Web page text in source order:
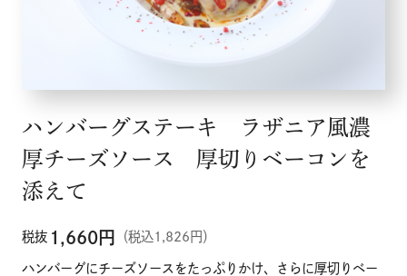
ハンバーグステーキ ラザニア風濃
厚チーズソース 厚切りベーコンを
添えて
税抜 1,660円 （税込1,826円）
ハンバーグにチーズソースをたっぷりかけ、さらに厚切りベー